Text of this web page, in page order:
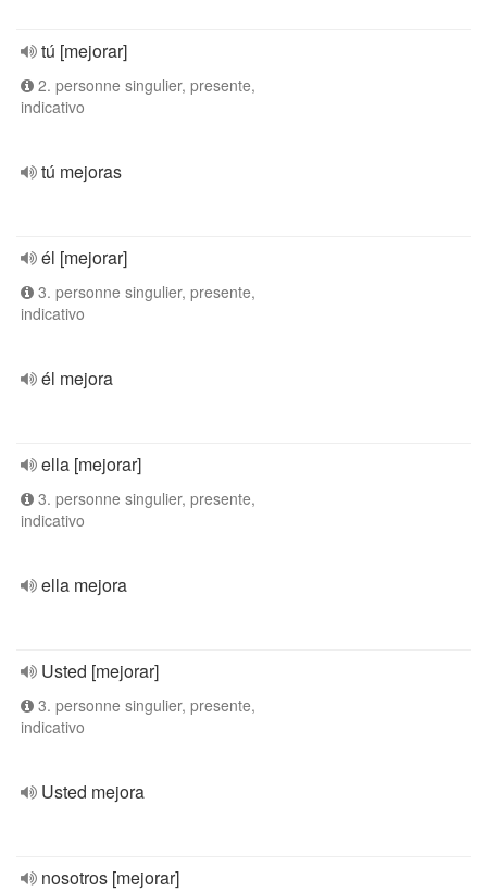
tú [mejorar]
2. personne singulier, presente,
indicativo
tú mejoras
él [mejorar]
3. personne singulier, presente,
indicativo
él mejora
ella [mejorar]
3. personne singulier, presente,
indicativo
ella mejora
Usted [mejorar]
3. personne singulier, presente,
indicativo
Usted mejora
nosotros [mejorar]